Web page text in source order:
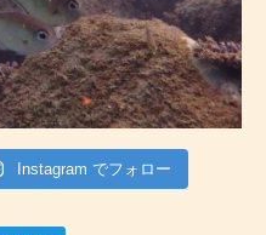
Instagram でフォロー